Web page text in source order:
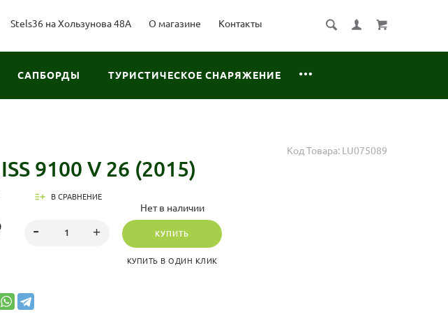
Stels36 на Хользунова 48А О магазине Контакты
САПБОРДЫ ТУРИСТИЧЕСКОЕ СНАРЯЖЕНИЕ
Код Товара: LU075089
9100 V 26 (2015)
В СРАВНЕНИЕ
Нет в наличии
КУПИТЬ
КУПИТЬ В ОДИН КЛИК